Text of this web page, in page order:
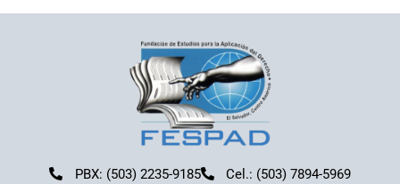
PBX: (503) 2235-9185
Cel.: (503) 7894-5969